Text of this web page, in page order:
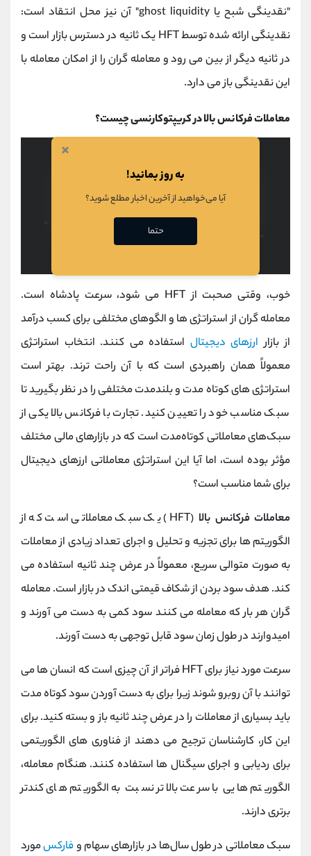
"نقدینگی شبح یا ghost liquidity" آن نیز محل انتقاد است:
نقدینگی ارائه شده توسط HFT یک ثانیه در دسترس بازار است و
در ثانیه دیگر از بین می رود و معامله گران را از امکان معامله با
این نقدینگی باز می دارد.
معاملات فرکانس بالا در کریپتوکارنسی چیست؟
خوب، وقتی صحبت از HFT می شود، سرعت پادشاه است.
معامله گران از استراتژی ها و الگوهای مختلفی برای کسب درآمد
از بازار ارزهای دیجیتال استفاده می کنند. انتخاب استراتژی
معمولاً همان راهبردی است که با آن راحت ترند. بهتر است
استراتژی های کوتاه مدت و بلندمدت مختلفی را در نظر بگیرید تا
سبک مناسب خود را تعیین کنید. تجارت با فرکانس بالا یکی از
سبک‌های معاملاتی کوتاه‌مدت است که در بازارهای مالی مختلف
مؤثر بوده است، اما آیا این استراتژی معاملاتی ارزهای دیجیتال
برای شما مناسب است؟
معاملات فرکانس بالا
(HFT) یک سبک معاملاتی است که از
الگوریتم ها برای تجزیه و تحلیل و اجرای تعداد زیادی از معاملات
به صورت متوالی سریع، معمولاً در عرض چند ثانیه استفاده می
کند. هدف سود بردن از شکاف قیمتی اندک در بازار است. معامله
گران هر بار که معامله می کنند سود کمی به دست می آورند و
امیدوارند در طول زمان سود قابل توجهی به دست آورند.
سرعت مورد نیاز برای HFT فراتر از آن چیزی است که انسان ها می
توانند با آن روبرو شوند زیرا برای به دست آوردن سود کوتاه مدت
باید بسیاری از معاملات را در عرض چند ثانیه باز و بسته کنید. برای
این کار، کارشناسان ترجیح می دهند از فناوری های الگوریتمی
برای ردیابی و اجرای سیگنال ها استفاده کنند. هنگام معامله،
الگوریتم هایی با سرعت بالاتر نسبت به الگوریتم های کندتر
برتری دارند.
سبک معاملاتی در طول سال‌ها در بازارهای سهام وفارکسمورد
×
به روز بمانید!
آیا می‌خواهید از آخرین اخبار مطلع شوید؟
حتما